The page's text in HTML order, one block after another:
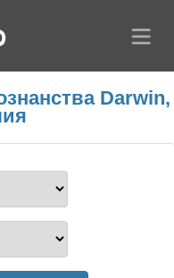
Darwin,